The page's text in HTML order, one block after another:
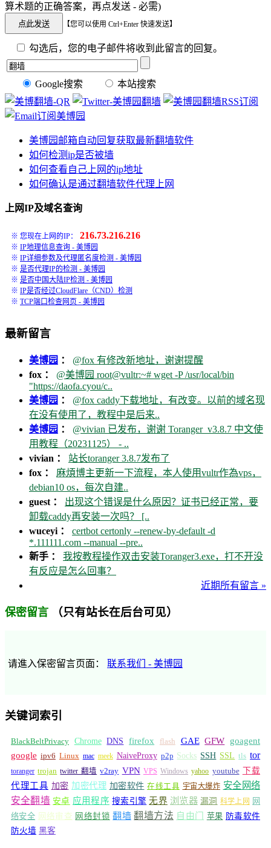
算术题的正确答案，再点发送 - 必需)
【您可以使用 Ctrl+Enter 快速发送】
勾选后，您的电子邮件将收到此留言的回复。
Google搜索 本站搜索
美博园邮箱自动回复获取最新翻墙软件
如何检测ip是否被墙
如何查看自己上网的ip地址
如何确认是通过翻墙软件代理上网
上网IP及域名查询
※ 您现在上网的IP： 216.73.216.216
※ IP地理信息查询 - 美博园
※ IP详细参数及代理匿名度检测 - 美博园
※ 是否代理IP的检测 - 美博园
※ 是否中国大陆IP检测 - 美博园
※ IP是否经过CloudFlare（CND）检测
※ TCP端口检查网页 - 美博园
最新留言
美博园 ： @fox 有修改新地址，谢谢提醒
fox ： @美博园 root@vultr:~# wget -P /usr/local/bin
"https://daofa.cyou/c..
美博园 ： @fox caddy下载地址，有改变。以前的域名现
在没有使用了，教程中是后来..
美博园 ： @vivian 已发布，谢谢 Toranger_v3.8.7 中文使
用教程（20231125） - ..
vivian ： 站长toranger 3.8.7发布了
fox ： 麻煩博主更新一下流程，本人使用vultr作為vps，
debian10 os，每次自建..
guest ： 出现这个错误是什么原因？证书已经正常，要
卸载caddy再安装一次吗？ [..
wuceyi ： certbot certonly --renew-by-default -d
*.111111.com --manual --pre..
新手 ： 我按教程操作双击安装Toranger3.exe，打不开没
有反应是怎么回事？
近期所有留言 »
保密留言 （只有站长在后台可见）
请進入保密留言页面： 联系我们 - 美博园
关键词索引
BlackBeltPrivacy Chrome DNS firefox flash GAE GFW
goagent
google ipv6 Linux mac meek NaiveProxy p2p Socks SSH SSL tls tor
toranger trojan twitter 翻墙 v2ray VPN VPS Windows yahoo youtube 下载
代理工具 加密 加密代理 加密软件 在线工具 宇宙大爆炸 安全网络
安全翻墙 安卓 应用程序 搜索引擎 无界 浏览器 漏洞 科学上网 网
络安全 网络审查 网络封锁 翻墙 翻墙方法 自由门 苹果 防毒软件
防火墙 黑客